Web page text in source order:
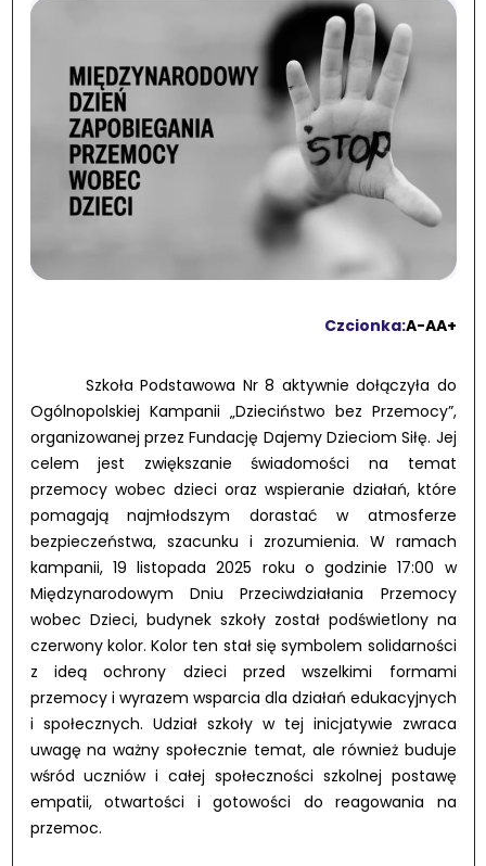
Czcionka:A-AA+
Szkoła Podstawowa Nr 8 aktywnie dołączyła do
Ogólnopolskiej Kampanii „Dzieciństwo bez Przemocy”,
organizowanej przez Fundację Dajemy Dzieciom Siłę. Jej
celem jest zwiększanie świadomości na temat
przemocy wobec dzieci oraz wspieranie działań, które
pomagają najmłodszym dorastać w atmosferze
bezpieczeństwa, szacunku i zrozumienia. W ramach
kampanii, 19 listopada 2025 roku o godzinie 17:00 w
Międzynarodowym Dniu Przeciwdziałania Przemocy
wobec Dzieci, budynek szkoły został podświetlony na
czerwony kolor. Kolor ten stał się symbolem solidarności
z ideą ochrony dzieci przed wszelkimi formami
przemocy i wyrazem wsparcia dla działań edukacyjnych
i społecznych. Udział szkoły w tej inicjatywie zwraca
uwagę na ważny społecznie temat, ale również buduje
wśród uczniów i całej społeczności szkolnej postawę
empatii, otwartości i gotowości do reagowania na
przemoc.